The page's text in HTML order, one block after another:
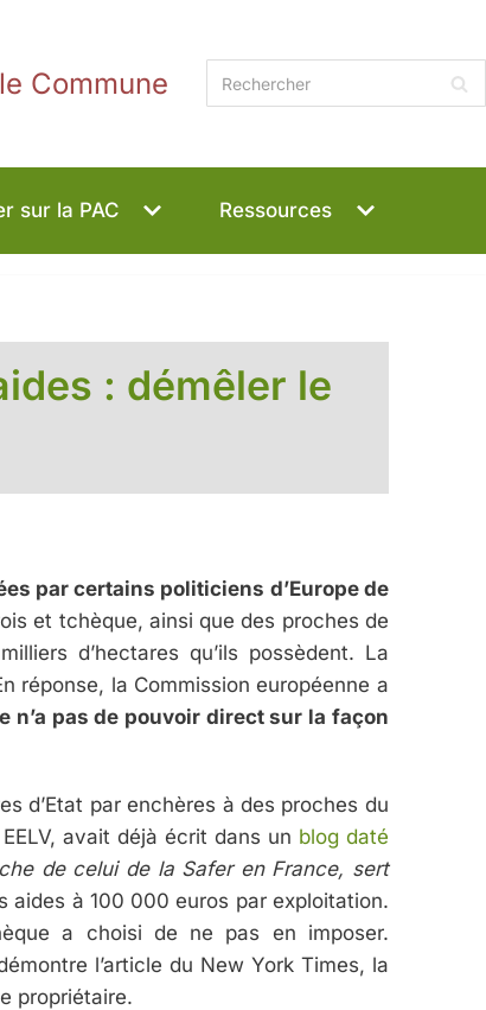
Commune
sur la PAC Ressources
: démêler le
par certains politiciens d’Europe de
et tchèque, ainsi que des proches de
d’hectares qu’ils possèdent. La
réponse, la Commission européenne a
n’a pas de pouvoir direct sur la façon
d’Etat par enchères à des proches du
avait déjà écrit dans un blog daté
de celui de la Safer en France, sert
à 100 000 euros par exploitation.
a choisi de ne pas en imposer.
l’article du New York Times, la
propriétaire.